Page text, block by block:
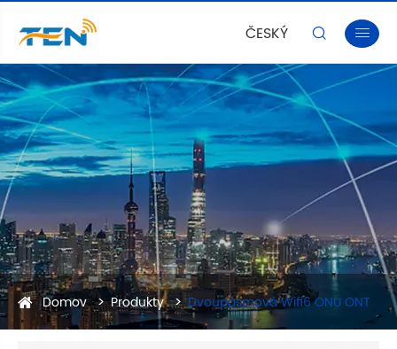
ČESKÝ  
Domov Produkty Dvoupásmová Wifi6 ONU ONT